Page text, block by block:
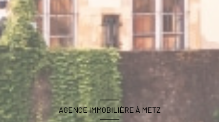
AGENCE IMMOBILIÈRE À METZ